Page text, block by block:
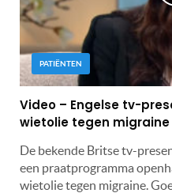
PATIËNTEN
Video – Engelse tv-
wietolie tegen migraine
De bekende Britse tv-
een praatprogramma
wietolie tegen migraine.